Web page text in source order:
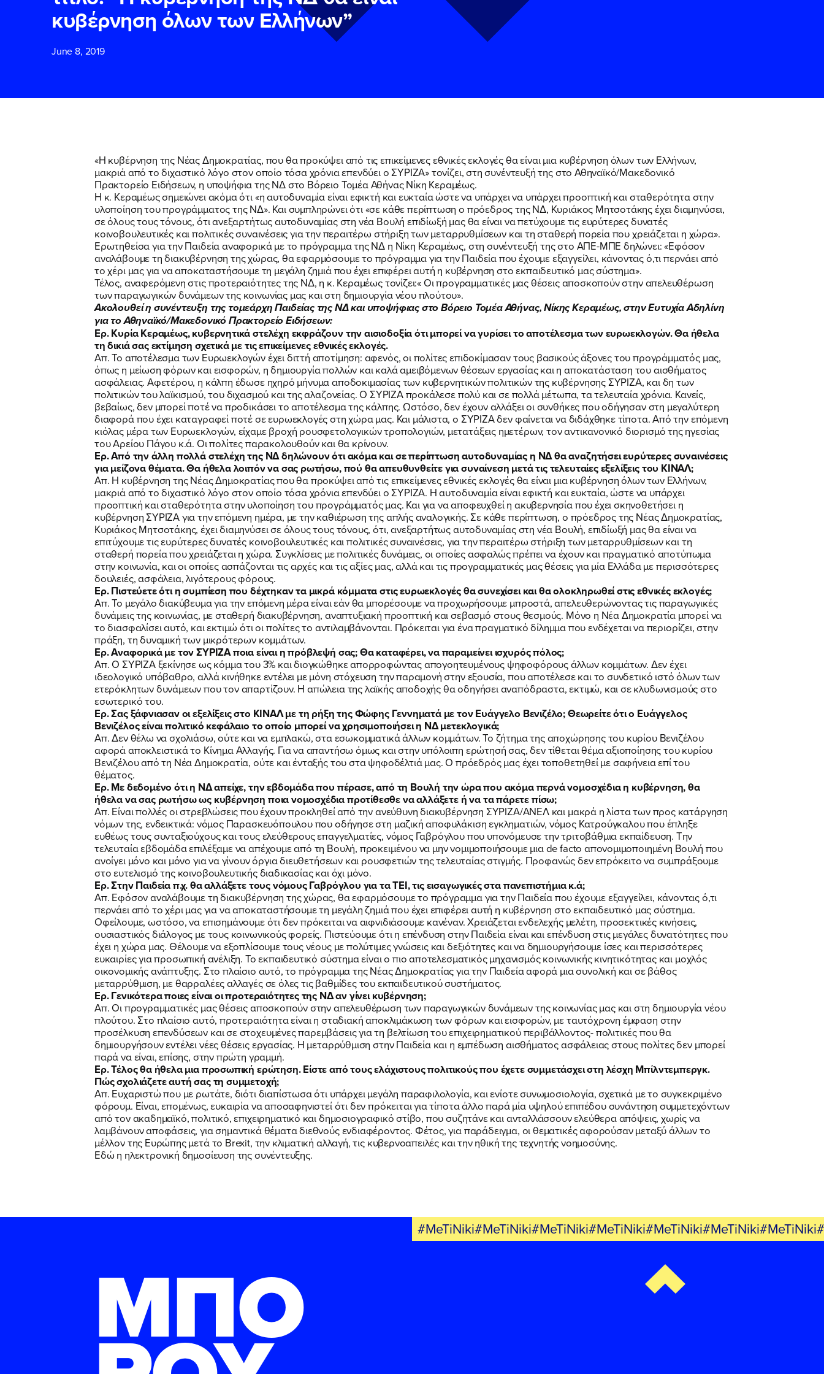
ΠΟΙΑ ΕΙΜΑΙ
ΕΡΓΟ
ΕΚΔΗΛΩΣΕΙΣ
ΝΕΑ
ΕΛΑ ΚΙ ΕΣΥ
FB IN TW YT LN VB TIKTOK
κυβέρνηση όλων των Ελλήνων”
June 8, 2019
«Η κυβέρνηση της Νέας Δημοκρατίας, που θα προκύψει από τις επικείμενες εθνικές εκλογές θα είναι μια κυβέρνηση όλων των Ελλήνων,
μακριά από το διχαστικό λόγο στον οποίο τόσα χρόνια επενδύει ο ΣΥΡΙΖΑ» τονίζει, στη συνέντευξή της στο Αθηναϊκό/Μακεδονικό
Πρακτορείο Ειδήσεων, η υποψήφια της ΝΔ στο Βόρειο Τομέα Αθήνας Νίκη Κεραμέως.
Η κ. Κεραμέως σημειώνει ακόμα ότι «η αυτοδυναμία είναι εφικτή και ευκταία ώστε να υπάρχει να υπάρχει προοπτική και σταθερότητα στην
υλοποίηση του προγράμματος της ΝΔ». Και συμπληρώνει ότι «σε κάθε περίπτωση ο πρόεδρος της ΝΔ, Κυριάκος Μητσοτάκης έχει διαμηνύσει,
σε όλους τους τόνους, ότι ανεξαρτήτως αυτοδυναμίας στη νέα Βουλή επιδίωξή μας θα είναι να πετύχουμε τις ευρύτερες δυνατές
κοινοβουλευτικές και πολιτικές συναινέσεις για την περαιτέρω στήριξη των μεταρρυθμίσεων και τη σταθερή πορεία που χρειάζεται η χώρα».
Ερωτηθείσα για την Παιδεία αναφορικά με το πρόγραμμα της ΝΔ η Νίκη Κεραμέως, στη συνέντευξή της στο ΑΠΕ-ΜΠΕ δηλώνει: «Εφόσον
αναλάβουμε τη διακυβέρνηση της χώρας, θα εφαρμόσουμε το πρόγραμμα για την Παιδεία που έχουμε εξαγγείλει, κάνοντας ό,τι περνάει από
το χέρι μας για να αποκαταστήσουμε τη μεγάλη ζημιά που έχει επιφέρει αυτή η κυβέρνηση στο εκπαιδευτικό μας σύστημα».
Τέλος, αναφερόμενη στις προτεραιότητες της ΝΔ, η κ. Κεραμέως τονίζει:« Οι προγραμματικές μας θέσεις αποσκοπούν στην απελευθέρωση
των παραγωγικών δυνάμεων της κοινωνίας μας και στη δημιουργία νέου πλούτου».
Ακολουθεί η συνέντευξη της τομεάρχη Παιδείας της ΝΔ και υποψήφιας στο Βόρειο Τομέα Αθήνας, Νίκης Κεραμέως, στην Ευτυχία Αδηλίνη
για το Αθηναϊκό/Μακεδονικό Πρακτορείο Ειδήσεων:
Ερ. Κυρία Κεραμέως, κυβερνητικά στελέχη εκφράζουν την αισιοδοξία ότι μπορεί να γυρίσει το αποτέλεσμα των ευρωεκλογών. Θα ήθελα
τη δικιά σας εκτίμηση σχετικά με τις επικείμενες εθνικές εκλογές.
Απ. Το αποτέλεσμα των Ευρωεκλογών έχει διττή αποτίμηση: αφενός, οι πολίτες επιδοκίμασαν τους βασικούς άξονες του προγράμματός μας,
όπως η μείωση φόρων και εισφορών, η δημιουργία πολλών και καλά αμειβόμενων θέσεων εργασίας και η αποκατάσταση του αισθήματος
ασφάλειας. Αφετέρου, η κάλπη έδωσε ηχηρό μήνυμα αποδοκιμασίας των κυβερνητικών πολιτικών της κυβέρνησης ΣΥΡΙΖΑ, και δη των
πολιτικών του λαϊκισμού, του διχασμού και της αλαζονείας. Ο ΣΥΡΙΖΑ προκάλεσε πολύ και σε πολλά μέτωπα, τα τελευταία χρόνια. Κανείς,
βεβαίως, δεν μπορεί ποτέ να προδικάσει το αποτέλεσμα της κάλπης. Ωστόσο, δεν έχουν αλλάξει οι συνθήκες που οδήγησαν στη μεγαλύτερη
διαφορά που έχει καταγραφεί ποτέ σε ευρωεκλογές στη χώρα μας. Και μάλιστα, ο ΣΥΡΙΖΑ δεν φαίνεται να διδάχθηκε τίποτα. Από την επόμενη
κιόλας μέρα των Ευρωεκλογών, είχαμε βροχή ρουσφετολογικών τροπολογιών, μετατάξεις ημετέρων, τον αντικανονικό διορισμό της ηγεσίας
του Αρείου Πάγου κ.ά. Οι πολίτες παρακολουθούν και θα κρίνουν.
Ερ. Από την άλλη πολλά στελέχη της ΝΔ δηλώνουν ότι ακόμα και σε περίπτωση αυτοδυναμίας η ΝΔ θα αναζητήσει ευρύτερες συναινέσεις
για μείζονα θέματα. Θα ήθελα λοιπόν να σας ρωτήσω, πού θα απευθυνθείτε για συναίνεση μετά τις τελευταίες εξελίξεις του ΚΙΝΑΛ;
Απ. Η κυβέρνηση της Νέας Δημοκρατίας που θα προκύψει από τις επικείμενες εθνικές εκλογές θα είναι μια κυβέρνηση όλων των Ελλήνων,
μακριά από το διχαστικό λόγο στον οποίο τόσα χρόνια επενδύει ο ΣΥΡΙΖΑ. Η αυτοδυναμία είναι εφικτή και ευκταία, ώστε να υπάρχει
προοπτική και σταθερότητα στην υλοποίηση του προγράμματός μας. Και για να αποφευχθεί η ακυβερνησία που έχει σκηνοθετήσει η
κυβέρνηση ΣΥΡΙΖΑ για την επόμενη ημέρα, με την καθιέρωση της απλής αναλογικής. Σε κάθε περίπτωση, ο πρόεδρος της Νέας Δημοκρατίας,
Κυριάκος Μητσοτάκης, έχει διαμηνύσει σε όλους τους τόνους, ότι, ανεξαρτήτως αυτοδυναμίας στη νέα Βουλή, επιδίωξή μας θα είναι να
επιτύχουμε τις ευρύτερες δυνατές κοινοβουλευτικές και πολιτικές συναινέσεις, για την περαιτέρω στήριξη των μεταρρυθμίσεων και τη
σταθερή πορεία που χρειάζεται η χώρα. Συγκλίσεις με πολιτικές δυνάμεις, οι οποίες ασφαλώς πρέπει να έχουν και πραγματικό αποτύπωμα
στην κοινωνία, και οι οποίες ασπάζονται τις αρχές και τις αξίες μας, αλλά και τις προγραμματικές μας θέσεις για μία Ελλάδα με περισσότερες
δουλειές, ασφάλεια, λιγότερους φόρους.
Ερ. Πιστεύετε ότι η συμπίεση που δέχτηκαν τα μικρά κόμματα στις ευρωεκλογές θα συνεχίσει και θα ολοκληρωθεί στις εθνικές εκλογές;
Απ. Το μεγάλο διακύβευμα για την επόμενη μέρα είναι εάν θα μπορέσουμε να προχωρήσουμε μπροστά, απελευθερώνοντας τις παραγωγικές
δυνάμεις της κοινωνίας, με σταθερή διακυβέρνηση, αναπτυξιακή προοπτική και σεβασμό στους θεσμούς. Μόνο η Νέα Δημοκρατία μπορεί να
το διασφαλίσει αυτό, και εκτιμώ ότι οι πολίτες το αντιλαμβάνονται. Πρόκειται για ένα πραγματικό δίλημμα που ενδέχεται να περιορίζει, στην
πράξη, τη δυναμική των μικρότερων κομμάτων.
Ερ. Αναφορικά με τον ΣΥΡΙΖΑ ποια είναι η πρόβλεψή σας; Θα καταφέρει, να παραμείνει ισχυρός πόλος;
Απ. Ο ΣΥΡΙΖΑ ξεκίνησε ως κόμμα του 3% και διογκώθηκε απορροφώντας απογοητευμένους ψηφοφόρους άλλων κομμάτων. Δεν έχει
ιδεολογικό υπόβαθρο, αλλά κινήθηκε εντέλει με μόνη στόχευση την παραμονή στην εξουσία, που αποτέλεσε και το συνδετικό ιστό όλων των
ετερόκλητων δυνάμεων που τον απαρτίζουν. Η απώλεια της λαϊκής αποδοχής θα οδηγήσει αναπόδραστα, εκτιμώ, και σε κλυδωνισμούς στο
εσωτερικό του.
Ερ. Σας ξάφνιασαν οι εξελίξεις στο ΚΙΝΑΛ με τη ρήξη της Φώφης Γεννηματά με τον Ευάγγελο Βενιζέλο; Θεωρείτε ότι ο Ευάγγελος
Βενιζέλος είναι πολιτικό κεφάλαιο το οποίο μπορεί να χρησιμοποιήσει η ΝΔ μετεκλογικά;
Απ. Δεν θέλω να σχολιάσω, ούτε και να εμπλακώ, στα εσωκομματικά άλλων κομμάτων. Το ζήτημα της αποχώρησης του κυρίου Βενιζέλου
αφορά αποκλειστικά το Κίνημα Αλλαγής. Για να απαντήσω όμως και στην υπόλοιπη ερώτησή σας, δεν τίθεται θέμα αξιοποίησης του κυρίου
Βενιζέλου από τη Νέα Δημοκρατία, ούτε και ένταξής του στα ψηφοδέλτιά μας. Ο πρόεδρός μας έχει τοποθετηθεί με σαφήνεια επί του
θέματος.
Ερ. Με δεδομένο ότι η ΝΔ απείχε, την εβδομάδα που πέρασε, από τη Βουλή την ώρα που ακόμα περνά νομοσχέδια η κυβέρνηση, θα
ήθελα να σας ρωτήσω ως κυβέρνηση ποια νομοσχέδια προτίθεσθε να αλλάξετε ή να τα πάρετε πίσω;
Απ. Είναι πολλές οι στρεβλώσεις που έχουν προκληθεί από την ανεύθυνη διακυβέρνηση ΣΥΡΙΖΑ/ΑΝΕΛ και μακρά η λίστα των προς κατάργηση
νόμων της, ενδεικτικά: νόμος Παρασκευόπουλου που οδήγησε στη μαζική αποφυλάκιση εγκληματιών, νόμος Κατρούγκαλου που έπληξε
ευθέως τους συνταξιούχους και τους ελεύθερους επαγγελματίες, νόμος Γαβρόγλου που υπονόμευσε την τριτοβάθμια εκπαίδευση. Την
τελευταία εβδομάδα επιλέξαμε να απέχουμε από τη Βουλή, προκειμένου να μην νομιμοποιήσουμε μια de facto απονομιμοποιημένη Βουλή που
ανοίγει μόνο και μόνο για να γίνουν όργια διευθετήσεων και ρουσφετιών της τελευταίας στιγμής. Προφανώς δεν επρόκειτο να συμπράξουμε
στο ευτελισμό της κοινοβουλευτικής διαδικασίας και όχι μόνο.
Ερ. Στην Παιδεία π.χ. θα αλλάξετε τους νόμους Γαβρόγλου για τα ΤΕΙ, τις εισαγωγικές στα πανεπιστήμια κ.ά;
Απ. Εφόσον αναλάβουμε τη διακυβέρνηση της χώρας, θα εφαρμόσουμε το πρόγραμμα για την Παιδεία που έχουμε εξαγγείλει, κάνοντας ό,τι
περνάει από το χέρι μας για να αποκαταστήσουμε τη μεγάλη ζημιά που έχει επιφέρει αυτή η κυβέρνηση στο εκπαιδευτικό μας σύστημα.
Οφείλουμε, ωστόσο, να επισημάνουμε ότι δεν πρόκειται να αιφνιδιάσουμε κανέναν. Χρειάζεται ενδελεχής μελέτη, προσεκτικές κινήσεις,
ουσιαστικός διάλογος με τους κοινωνικούς φορείς. Πιστεύουμε ότι η επένδυση στην Παιδεία είναι και επένδυση στις μεγάλες δυνατότητες που
έχει η χώρα μας. Θέλουμε να εξοπλίσουμε τους νέους με πολύτιμες γνώσεις και δεξιότητες και να δημιουργήσουμε ίσες και περισσότερες
ευκαιρίες για προσωπική ανέλιξη. Το εκπαιδευτικό σύστημα είναι ο πιο αποτελεσματικός μηχανισμός κοινωνικής κινητικότητας και μοχλός
οικονομικής ανάπτυξης. Στο πλαίσιο αυτό, το πρόγραμμα της Νέας Δημοκρατίας για την Παιδεία αφορά μια συνολική και σε βάθος
μεταρρύθμιση, με θαρραλέες αλλαγές σε όλες τις βαθμίδες του εκπαιδευτικού συστήματος.
Ερ. Γενικότερα ποιες είναι οι προτεραιότητες της ΝΔ αν γίνει κυβέρνηση;
Απ. Οι προγραμματικές μας θέσεις αποσκοπούν στην απελευθέρωση των παραγωγικών δυνάμεων της κοινωνίας μας και στη δημιουργία νέου
πλούτου. Στο πλαίσιο αυτό, προτεραιότητα είναι η σταδιακή αποκλιμάκωση των φόρων και εισφορών, με ταυτόχρονη έμφαση στην
προσέλκυση επενδύσεων και σε στοχευμένες παρεμβάσεις για τη βελτίωση του επιχειρηματικού περιβάλλοντος- πολιτικές που θα
δημιουργήσουν εντέλει νέες θέσεις εργασίας. Η μεταρρύθμιση στην Παιδεία και η εμπέδωση αισθήματος ασφάλειας στους πολίτες δεν μπορεί
παρά να είναι, επίσης, στην πρώτη γραμμή.
Ερ. Τέλος θα ήθελα μια προσωπική ερώτηση. Είστε από τους ελάχιστους πολιτικούς που έχετε συμμετάσχει στη λέσχη Μπίλντεμπεργκ.
Πώς σχολιάζετε αυτή σας τη συμμετοχή;
Απ. Ευχαριστώ που με ρωτάτε, διότι διαπίστωσα ότι υπάρχει μεγάλη παραφιλολογία, και ενίοτε συνωμοσιολογία, σχετικά με το συγκεκριμένο
φόρουμ. Είναι, επομένως, ευκαιρία να αποσαφηνιστεί ότι δεν πρόκειται για τίποτα άλλο παρά μία υψηλού επιπέδου συνάντηση συμμετεχόντων
από τον ακαδημαϊκό, πολιτικό, επιχειρηματικό και δημοσιογραφικό στίβο, που συζητάνε και ανταλλάσσουν ελεύθερα απόψεις, χωρίς να
λαμβάνουν αποφάσεις, για σημαντικά θέματα διεθνούς ενδιαφέροντος. Φέτος, για παράδειγμα, οι θεματικές αφορούσαν μεταξύ άλλων το
μέλλον της Ευρώπης μετά το Brexit, την κλιματική αλλαγή, τις κυβερνοαπειλές και την ηθική της τεχνητής νοημοσύνης.
Εδώ η ηλεκτρονική δημοσίευση της συνέντευξης.
ΜΠΟ
Αποδέχομαι τηνΠολιτική Προστασίας Προσωπικών Δεδομένων και τους τους Όρους Χρήσης
δικτυακού τόπου του Πολιτικού Γραφείου της Βουλευτού Νίκης Κεραμέως
ΥΠΟΒΟΛΗ
Αποδέχομαι τηνΠολιτική Προστασίας Προσωπικών Δεδομένων και τους τους Όρους Χρήσης
δικτυακού τόπου του Πολιτικού Γραφείου της Βουλευτού Νίκης Κεραμέως
ΥΠΟΒΟΛΗ